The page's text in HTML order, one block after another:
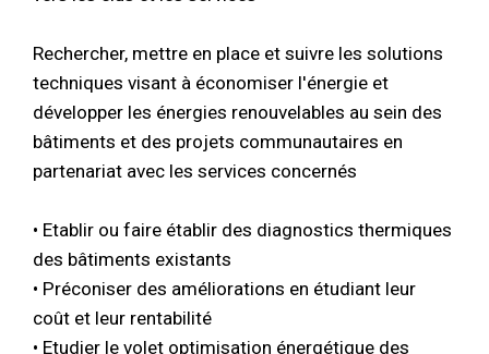
Rechercher, mettre en place et suivre les solutions
techniques visant à économiser l'énergie et
développer les énergies renouvelables au sein des
bâtiments et des projets communautaires en
partenariat avec les services concernés
• Etablir ou faire établir des diagnostics thermiques
des bâtiments existants
• Préconiser des améliorations en étudiant leur
coût et leur rentabilité
• Etudier le volet optimisation énergétique des